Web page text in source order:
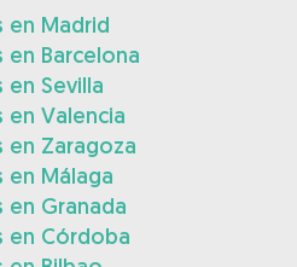
en Madrid
Barcelona
Sevilla
en Valencia
en Zaragoza
en Málaga
en Granada
en Córdoba